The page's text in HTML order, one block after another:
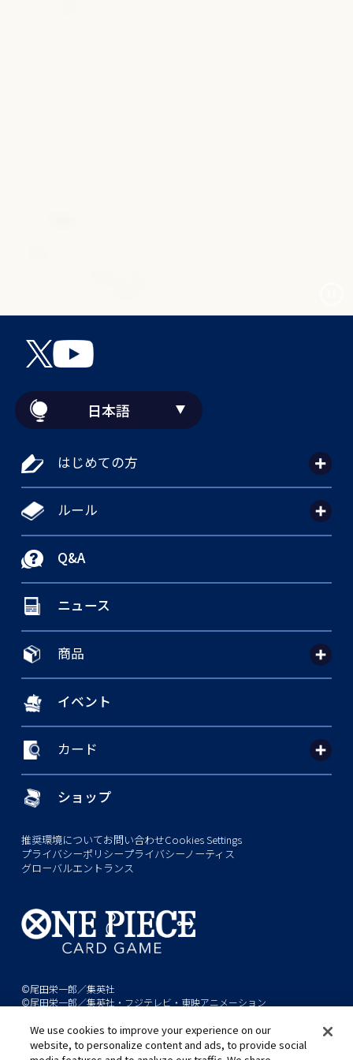
日本語
はじめての方
ルール
Q&A
ニュース
商品
イベント
カード
ショップ
推奨環境についてお問い合わせCookies Settings
プライバシーポリシープライバシーノーティス
グローバルエントランス
©尾田栄一郎／集英社
©尾田栄一郎／集英社・フジテレビ・東映アニメーション
このwebサイトに記載されているすべての画像・テキスト・データの無
断転用、転載をお断りします。
We use cookies to improve your experience on our
website, to personalize content and ads, to provide social